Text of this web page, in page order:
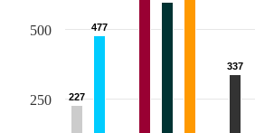
227
227
477
477
337
337
250
500